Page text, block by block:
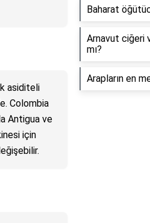
asiditeli
Colombia
Antigua ve
için
Baharat
Arnavut ciğeri
mı?
Arapların en